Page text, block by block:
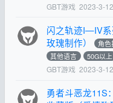
GBT游戏 2023-3-12
闪之轨迹I—IV
玫瑰制作）
角色
其他语言
50G以上
GBT游戏 2023-3-12
勇者斗恶龙